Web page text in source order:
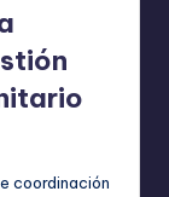
coordinación